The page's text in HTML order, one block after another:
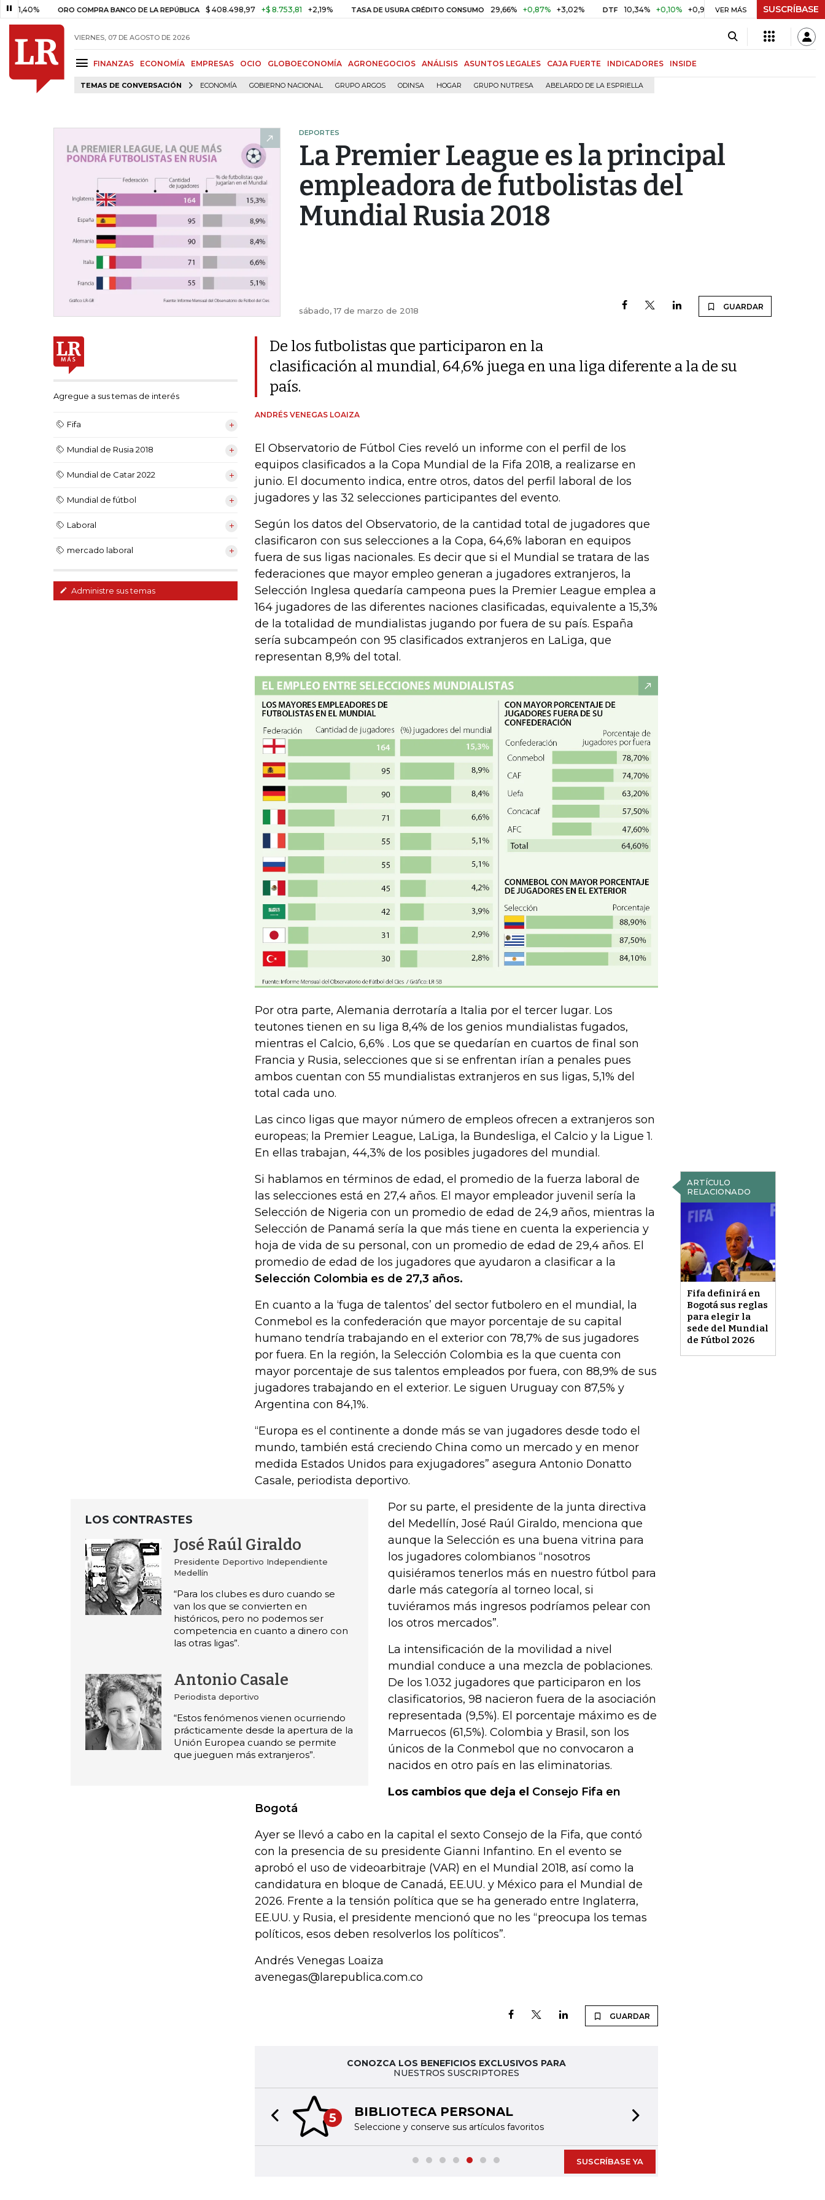
ORO COMPRA BANCO DE LA REPÚBLICA $ 408.498,97 +$ 8.753,81 +2,19% TASA DE USURA CRÉDITO CONSUMO 29,66% +0,87% +3,02% DTF 10,34% +0,10% +0,98% UVR $ 416,91 +$ 0,05 +0,01%
VER MÁS SUSCRÍBASE
VIERNES, 07 DE AGOSTO DE 2026
FINANZAS ECONOMÍA EMPRESAS OCIO GLOBOECONOMÍA AGRONEGOCIOS ANÁLISIS ASUNTOS LEGALES CAJA FUERTE INDICADORES INSIDE
TEMAS DE CONVERSACIÓN ECONOMÍA GOBIERNO NACIONAL GRUPO ARGOS ODINSA HOGAR GRUPO NUTRESA ABELARDO DE LA ESPRIELLA
DEPORTES
La Premier League es la principal
empleadora de futbolistas del
Mundial Rusia 2018
sábado, 17 de marzo de 2018 GUARDAR
Agregue a sus temas de interés
Fifa
Mundial de Rusia 2018
Mundial de Catar 2022
Mundial de fútbol
Laboral
mercado laboral
Administre sus temas
De los futbolistas que participaron en la
clasificación al mundial, 64,6% juega en una liga diferente a la de su
país.
ANDRÉS VENEGAS LOAIZA
El Observatorio de Fútbol Cies reveló un informe con el perfil de los
equipos clasificados a la Copa Mundial de la Fifa 2018, a realizarse en
junio. El documento indica, entre otros, datos del perfil laboral de los
jugadores y las 32 selecciones participantes del evento.
Según los datos del Observatorio, de la cantidad total de jugadores que
clasificaron con sus selecciones a la Copa, 64,6% laboran en equipos
fuera de sus ligas nacionales. Es decir que si el Mundial se tratara de las
federaciones que mayor empleo generan a jugadores extranjeros, la
Selección Inglesa quedaría campeona pues la Premier League emplea a
164 jugadores de las diferentes naciones clasificadas, equivalente a 15,3%
de la totalidad de mundialistas jugando por fuera de su país. España
sería subcampeón con 95 clasificados extranjeros en LaLiga, que
representan 8,9% del total.
Por otra parte, Alemania derrotaría a Italia por el tercer lugar. Los
teutones tienen en su liga 8,4% de los genios mundialistas fugados,
mientras el Calcio, 6,6% . Los que se quedarían en cuartos de final son
Francia y Rusia, selecciones que si se enfrentan irían a penales pues
ambos cuentan con 55 mundialistas extranjeros en sus ligas, 5,1% del
total cada uno.
Las cinco ligas que mayor número de empleos ofrecen a extranjeros son
europeas; la Premier League, LaLiga, la Bundesliga, el Calcio y la Ligue 1.
En ellas trabajan, 44,3% de los posibles jugadores del mundial.
ARTÍCULO
RELACIONADO
Fifa definirá en
Bogotá sus reglas
para elegir la
sede del Mundial
de Fútbol 2026
Si hablamos en términos de edad, el promedio de la fuerza laboral de
las selecciones está en 27,4 años. El mayor empleador juvenil sería la
Selección de Nigeria con un promedio de edad de 24,9 años, mientras la
Selección de Panamá sería la que más tiene en cuenta la experiencia y
hoja de vida de su personal, con un promedio de edad de 29,4 años. El
promedio de edad de los jugadores que ayudaron a clasificar a la
Selección Colombia es de 27,3 años.
En cuanto a la ‘fuga de talentos’ del sector futbolero en el mundial, la
Conmebol es la confederación que mayor porcentaje de su capital
humano tendría trabajando en el exterior con 78,7% de sus jugadores
por fuera. En la región, la Selección Colombia es la que cuenta con
mayor porcentaje de sus talentos empleados por fuera, con 88,9% de sus
jugadores trabajando en el exterior. Le siguen Uruguay con 87,5% y
Argentina con 84,1%.
“Europa es el continente a donde más se van jugadores desde todo el
mundo, también está creciendo China como un mercado y en menor
medida Estados Unidos para exjugadores” asegura Antonio Donatto
Casale, periodista deportivo.
LOS CONTRASTES
José Raúl Giraldo
Presidente Deportivo Independiente
Medellín
“Para los clubes es duro cuando se
van los que se convierten en
históricos, pero no podemos ser
competencia en cuanto a dinero con
las otras ligas”.
Antonio Casale
Periodista deportivo
“Estos fenómenos vienen ocurriendo
prácticamente desde la apertura de la
Unión Europea cuando se permite
que jueguen más extranjeros”.
Por su parte, el presidente de la junta directiva
del Medellín, José Raúl Giraldo, menciona que
aunque la Selección es una buena vitrina para
los jugadores colombianos “nosotros
quisiéramos tenerlos más en nuestro fútbol para
darle más categoría al torneo local, si
tuviéramos más ingresos podríamos pelear con
los otros mercados”.
La intensificación de la movilidad a nivel
mundial conduce a una mezcla de poblaciones.
De los 1.032 jugadores que participaron en los
clasificatorios, 98 nacieron fuera de la asociación
representada (9,5%). El porcentaje máximo es de
Marruecos (61,5%). Colombia y Brasil, son los
únicos de la Conmebol que no convocaron a
nacidos en otro país en las eliminatorias.
Los cambios que deja el Consejo Fifa en
Bogotá
Ayer se llevó a cabo en la capital el sexto Consejo de la Fifa, que contó
con la presencia de su presidente Gianni Infantino. En el evento se
aprobó el uso de videoarbitraje (VAR) en el Mundial 2018, así como la
candidatura en bloque de Canadá, EE.UU. y México para el Mundial de
2026. Frente a la tensión política que se ha generado entre Inglaterra,
EE.UU. y Rusia, el presidente mencionó que no les “preocupa los temas
políticos, esos deben resolverlos los políticos”.
Andrés Venegas Loaiza
avenegas@larepublica.com.co
GUARDAR
CONOZCA LOS BENEFICIOS EXCLUSIVOS PARA
NUESTROS SUSCRIPTORES
5 BIBLIOTECA PERSONAL
Seleccione y conserve sus artículos favoritos
Previous slide
SUSCRÍBASE YA